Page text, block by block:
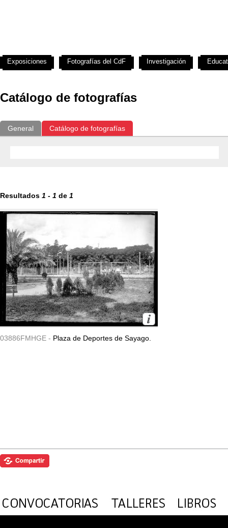
Catálogo de fotografías
General Catálogo de fotografías
Resultados 1 - 1 de 1
03886FMHGE - Plaza de Deportes de Sayago.
Exposiciones Fotografías del CdF Investigación